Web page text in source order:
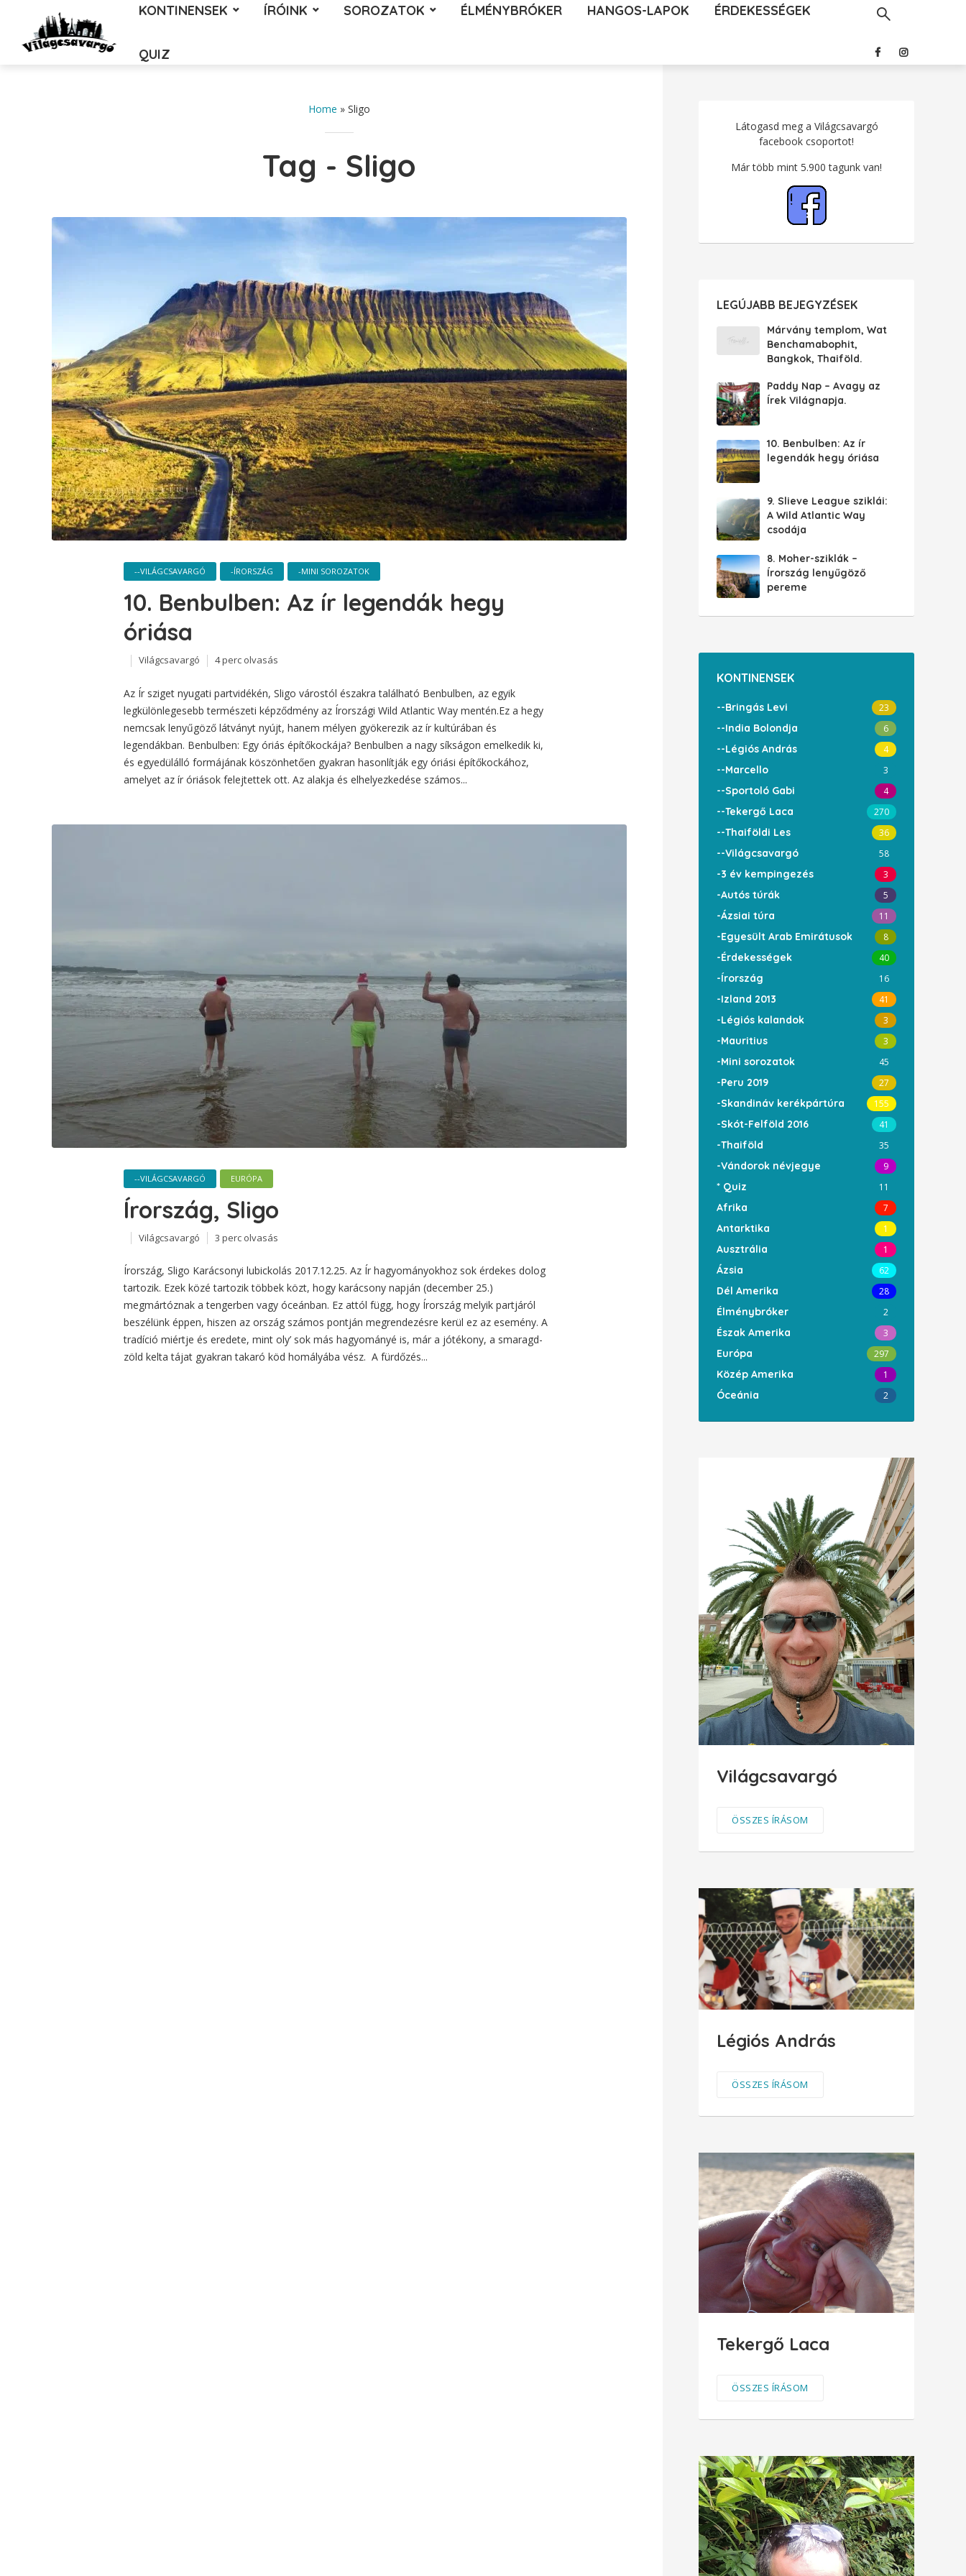
KONTINENSEK ÍRÓINK SOROZATOK ÉLMÉNYBRÓKER HANGOS-LAPOK ÉRDEKESSÉGEK
QUIZ
Home » Sligo
Tag - Sligo
--VILÁGCSAVARGÓ -ÍRORSZÁG -MINI SOROZATOK
10. Benbulben: Az ír legendák hegy
óriása
Világcsavargó 4 perc olvasás
Az Ír sziget nyugati partvidékén, Sligo várostól északra található Benbulben, az egyik
legkülönlegesebb természeti képződmény az Írországi Wild Atlantic Way mentén.Ez a hegy
nemcsak lenyűgöző látványt nyújt, hanem mélyen gyökerezik az ír kultúrában és
legendákban. Benbulben: Egy óriás építőkockája? Benbulben a nagy síkságon emelkedik ki,
és egyedülálló formájának köszönhetően gyakran hasonlítják egy óriási építőkockához,
amelyet az ír óriások felejtettek ott. Az alakja és elhelyezkedése számos...
--VILÁGCSAVARGÓ EURÓPA
Írország, Sligo
Világcsavargó 3 perc olvasás
Írország, Sligo Karácsonyi lubickolás 2017.12.25. Az Ír hagyományokhoz sok érdekes dolog
tartozik. Ezek közé tartozik többek közt, hogy karácsony napján (december 25.)
megmártóznak a tengerben vagy óceánban. Ez attól függ, hogy Írország melyik partjáról
beszélünk éppen, hiszen az ország számos pontján megrendezésre kerül ez az esemény. A
tradíció miértje és eredete, mint oly’ sok más hagyományé is, már a jótékony, a smaragd-
zöld kelta tájat gyakran takaró köd homályába vész. A fürdőzés...
Látogasd meg a Világcsavargó
facebook csoportot!
Már több mint 5.900 tagunk van!
LEGÚJABB BEJEGYZÉSEK
Márvány templom, Wat
Benchamabophit,
Bangkok, Thaiföld.
Paddy Nap – Avagy az
Írek Világnapja.
10. Benbulben: Az ír
legendák hegy óriása
9. Slieve League sziklái:
A Wild Atlantic Way
csodája
8. Moher-sziklák –
Írország lenyűgöző
pereme
KONTINENSEK
--Bringás Levi 23
--India Bolondja 6
--Légiós András 4
--Marcello 3
--Sportoló Gabi 4
--Tekergő Laca 270
--Thaiföldi Les 36
--Világcsavargó 58
-3 év kempingezés 3
-Autós túrák 5
-Ázsiai túra 11
-Egyesült Arab Emirátusok 8
-Érdekességek 40
-Írország 16
-Izland 2013 41
-Légiós kalandok 3
-Mauritius 3
-Mini sorozatok 45
-Peru 2019 27
-Skandináv kerékpártúra 155
-Skót-Felföld 2016 41
-Thaiföld 35
-Vándorok névjegye 9
* Quiz 11
Afrika 7
Antarktika 1
Ausztrália 1
Ázsia 62
Dél Amerika 28
Élménybróker 2
Észak Amerika 3
Európa 297
Közép Amerika 1
Óceánia 2
Világcsavargó
ÖSSZES ÍRÁSOM
Légiós András
ÖSSZES ÍRÁSOM
Tekergő Laca
ÖSSZES ÍRÁSOM